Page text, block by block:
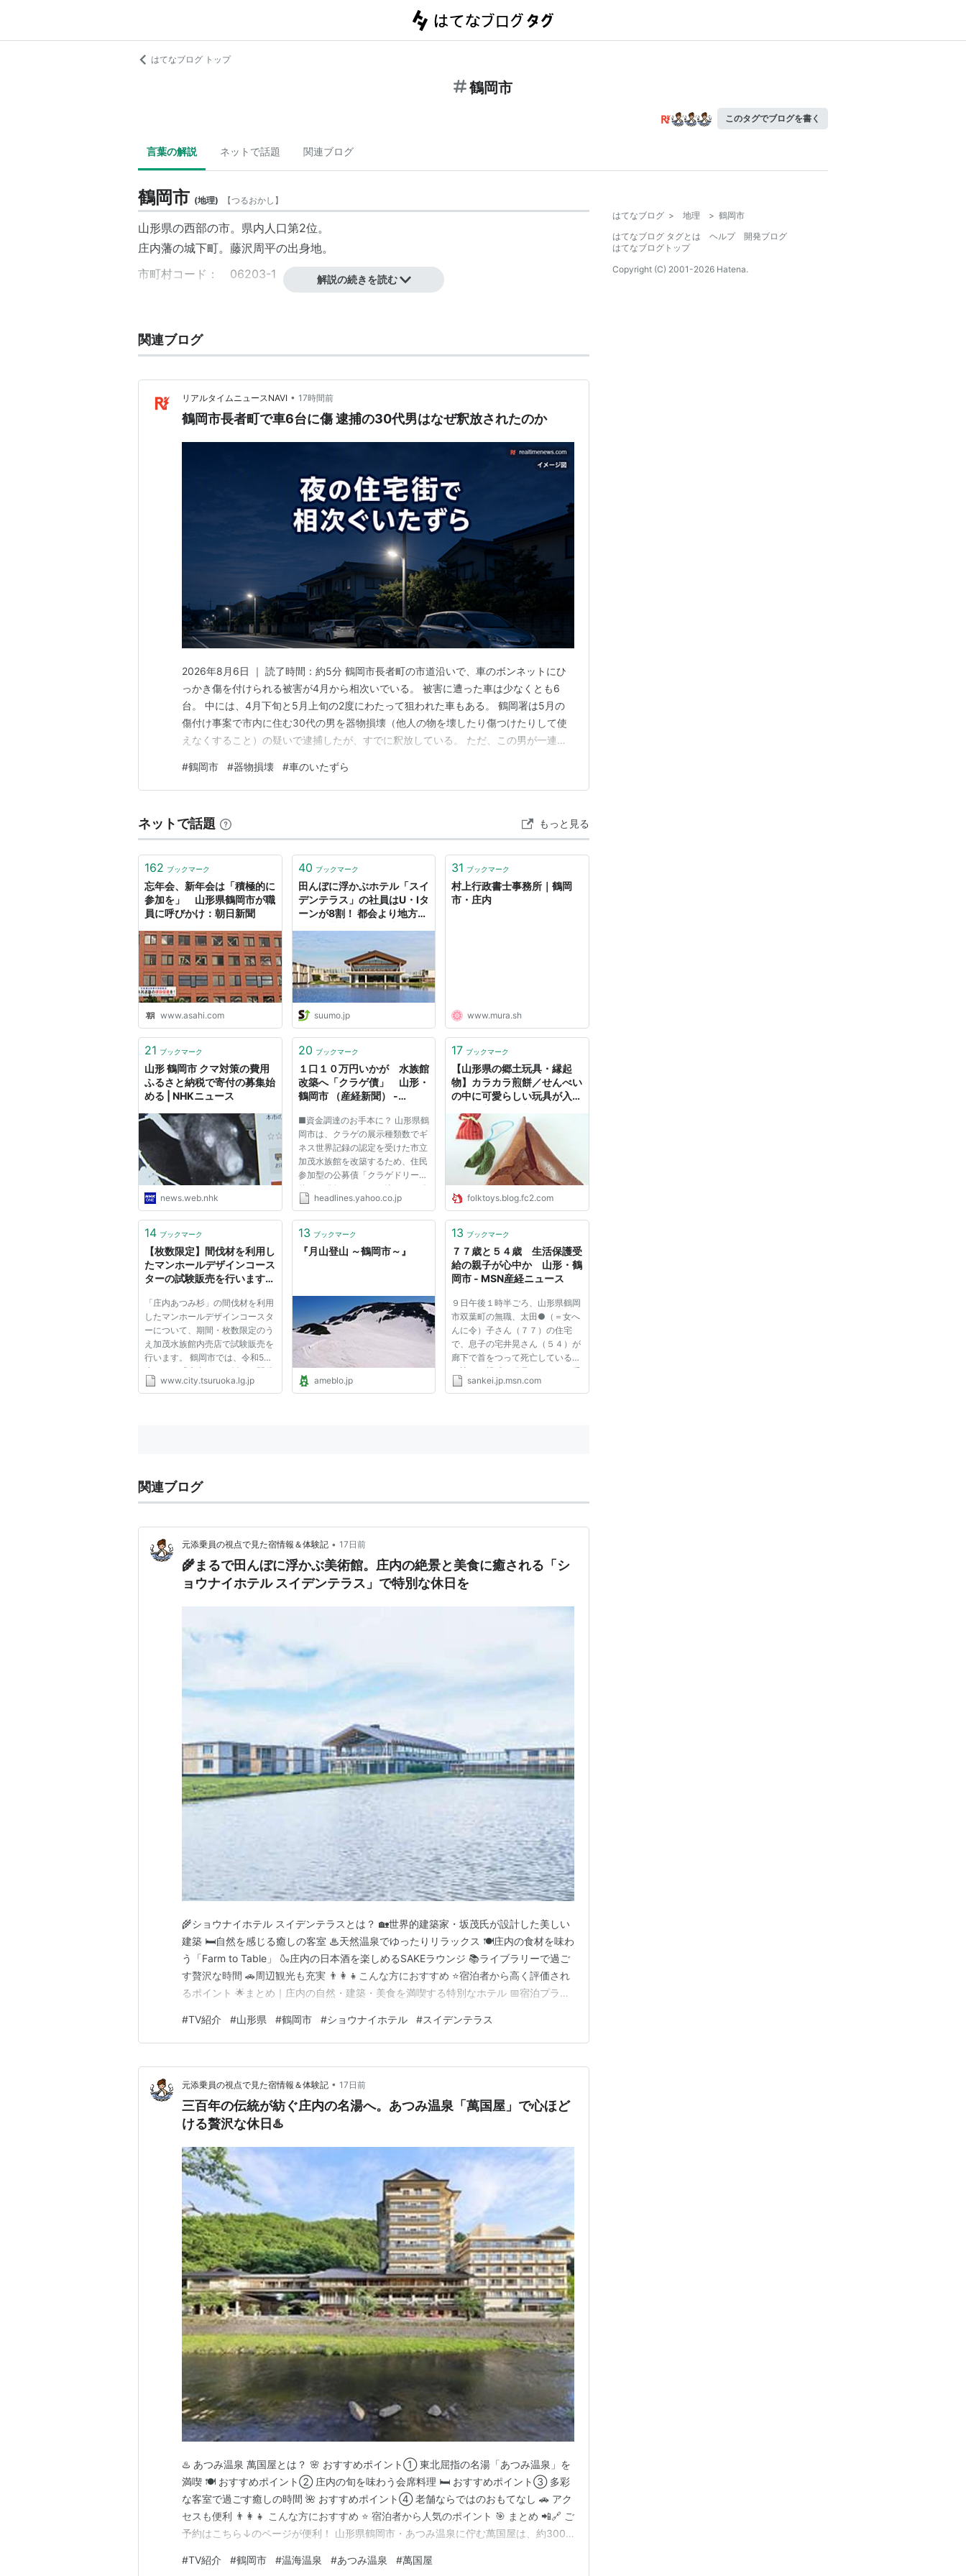
はてなブログ トップ
鶴岡市
このタグでブログを書く
言葉の解説 ネットで話題 関連ブログ
鶴岡市 (地理) 【つるおかし 】
山形県の西部の市。県内人口第2位。
庄内藩の城下町。藤沢周平の出身地。
市町村コード： 06203-1
解説の続きを読む
関連ブログ
リアルタイムニュースNAVI • 17時間前
鶴岡市長者町で車6台に傷 逮捕の30代男はなぜ釈放されたのか
2026年8月6日 ｜ 読了時間：約5分 鶴岡市長者町の市道沿いで、車のボンネットにひ
っかき傷を付けられる被害が4月から相次いでいる。 被害に遭った車は少なくとも6
台。 中には、4月下旬と5月上旬の2度にわたって狙われた車もある。 鶴岡署は5月の
傷付け事案で市内に住む30代の男を器物損壊（他人の物を壊したり傷つけたりして使
えなくすること）の疑いで逮捕したが、すでに釈放している。 ただ、この男が一連の
捕したのに、なぜもう釈放されているのか。 捕まった男が自由の身になったいま、こ
の連続被害は誰の手で、どう決着するのか。…
#鶴岡市 #器物損壊 #車のいたずら
ネットで話題 もっと見る
162 ブックマーク
忘年会、新年会は「積極的に
参加を」 山形県鶴岡市が職
員に呼びかけ：朝日新聞
www.asahi.com
40 ブックマーク
田んぼに浮かぶホテル「スイ
デンテラス」の社員はU・Iタ
ーンが8割！ 都会より地方を
は？ 山形県鶴岡市
suumo.jp
31 ブックマーク
村上行政書士事務所｜鶴岡
市・庄内
www.mura.sh
21 ブックマーク
山形 鶴岡市 クマ対策の費用
ふるさと納税で寄付の募集始
める | NHKニュース
news.web.nhk
20 ブックマーク
１口１０万円いかが 水族館
改築へ「クラゲ債」 山形・
鶴岡市 （産経新聞） -
■資金調達のお手本に？ 山形県鶴
岡市は、クラゲの展示種類数でギ
ネス世界記録の認定を受けた市立
加茂水族館を改築するため、住民
参加型の公募債「クラゲドリーム
債」を発行することを決めた。発
行総額は３億円で、１８日から募
水族館改築目的での公募債発行は
headlines.yahoo.co.jp
17 ブックマーク
【山形県の郷土玩具・縁起
物】カラカラ煎餅／せんべい
の中に可愛らしい玩具が入っ
folktoys.blog.fc2.com
14 ブックマーク
【枚数限定】間伐材を利用し
たマンホールデザインコース
ターの試験販売を行います！
「庄内あつみ杉」の間伐材を利用
したマンホールデザインコースタ
ーについて、期間・枚数限定のう
え加茂水族館内売店で試験販売を
行います。 鶴岡市では、令和5年
度から、「庄内あつみ杉」の間伐
材を利用したマンホールデザイン
www.city.tsuruoka.lg.jp
13 ブックマーク
『月山登山 ～鶴岡市～』
ameblo.jp
13 ブックマーク
７７歳と５４歳 生活保護受
給の親子が心中か 山形・鶴
岡市 - MSN産経ニュース
９日午後１時半ごろ、山形県鶴岡
市双葉町の無職、太田●（＝女へ
んに令）子さん（７７）の住宅
で、息子の宅井晃さん（５４）が
廊下で首をつって死亡しているの
を訪れた親戚が発見し、１１０番
通報した。駆け付けた鶴岡署員が
sankei.jp.msn.com
関連ブログ
元添乗員の視点で見た宿情報＆体験記 • 17日前
🌾まるで田んぼに浮かぶ美術館。庄内の絶景と美食に癒される「シ
ョウナイホテル スイデンテラス」で特別な休日を
🌾ショウナイホテル スイデンテラスとは？ 🏡世界的建築家・坂茂氏が設計した美しい
建築 🛏自然を感じる癒しの客室 ♨天然温泉でゆったりリラックス 🍽庄内の食材を味わ
う「Farm to Table」 🍶庄内の日本酒を楽しめるSAKEラウンジ 📚ライブラリーで過ご
す贅沢な時間 🚗周辺観光も充実 👨‍👩‍👧こんな方におすすめ ⭐宿泊者から高く評価され
るポイント 🌟まとめ｜庄内の自然・建築・美食を満喫する特別なホテル 📅宿泊プラ
ラスは、「泊まること」そのものが旅の目的になる人気のデザインホテルです。🌿 世
界的建築家・坂茂氏が…
#TV紹介 #山形県 #鶴岡市 #ショウナイホテル #スイデンテラス
元添乗員の視点で見た宿情報＆体験記 • 17日前
三百年の伝統が紡ぐ庄内の名湯へ。あつみ温泉「萬国屋」で心ほど
ける贅沢な休日♨️
♨️ あつみ温泉 萬国屋とは？ 🌸 おすすめポイント① 東北屈指の名湯「あつみ温泉」を
満喫 🍽️ おすすめポイント② 庄内の旬を味わう会席料理 🛏️ おすすめポイント③ 多彩
な客室で過ごす癒しの時間 🌺 おすすめポイント④ 老舗ならではのおもてなし 🚗 アク
セスも便利 👨‍👩‍👧 こんな方におすすめ ⭐ 宿泊者から人気のポイント 🎯 まとめ 📲🔗 ご
予約はこちら↓のページが便利！ 山形県鶴岡市・あつみ温泉に佇む萬国屋は、約300
✨ このページは、「(元)添乗員の視点でテレビ紹介宿を、宿の公式サイトや予約サイト
#TV紹介 #鶴岡市 #温海温泉 #あつみ温泉 #萬国屋
はてなブログ > 地理 > 鶴岡市
はてなブログ タグとは
ヘルプ
開発ブログ
はてなブログトップ
Copyright (C) 2001-2026 Hatena.